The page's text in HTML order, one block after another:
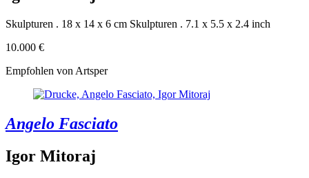
Skulpturen . 18 x 14 x 6 cm Skulpturen . 7.1 x 5.5 x 2.4 inch
10.000 €
Empfohlen von Artsper
Angelo Fasciato
Igor Mitoraj